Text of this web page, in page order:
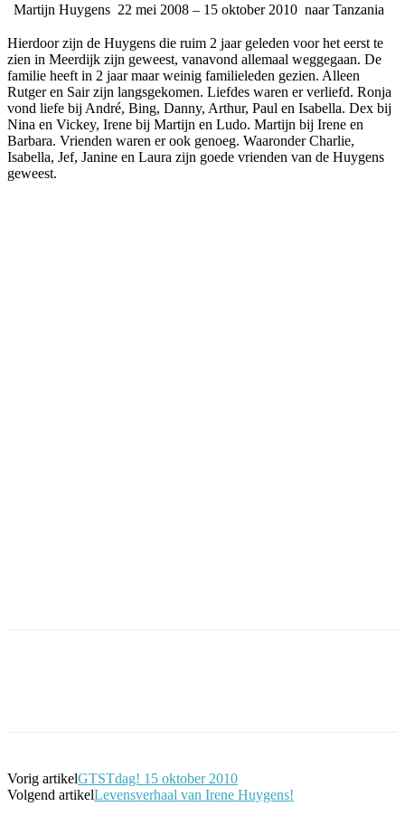
Martijn Huygens 22 mei 2008 – 15 oktober 2010 naar Tanzania
Hierdoor zijn de Huygens die ruim 2 jaar geleden voor het eerst te
zien in Meerdijk zijn geweest, vanavond allemaal weggegaan. De
familie heeft in 2 jaar maar weinig familieleden gezien. Alleen
Rutger en Sair zijn langsgekomen. Liefdes waren er verliefd. Ronja
vond liefe bij André, Bing, Danny, Arthur, Paul en Isabella. Dex bij
Nina en Vickey, Irene bij Martijn en Ludo. Martijn bij Irene en
Barbara. Vrienden waren er ook genoeg. Waaronder Charlie,
Isabella, Jef, Janine en Laura zijn goede vrienden van de Huygens
geweest.
Vorig artikelGTSTdag! 15 oktober 2010
Volgend artikelLevensverhaal van Irene Huygens!